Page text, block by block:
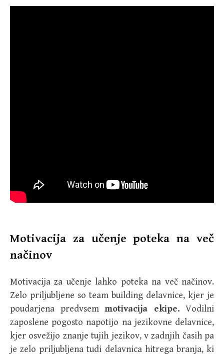
Motivacija za učenje poteka na več
načinov
Motivacija za učenje lahko poteka na več načinov.
Zelo priljubljene so team building delavnice, kjer je
poudarjena predvsem motivacija ekipe. Vodilni
zaposlene pogosto napotijo na jezikovne delavnice,
kjer osvežijo znanje tujih jezikov, v zadnjih časih pa
je zelo priljubljena tudi delavnica hitrega branja, ki